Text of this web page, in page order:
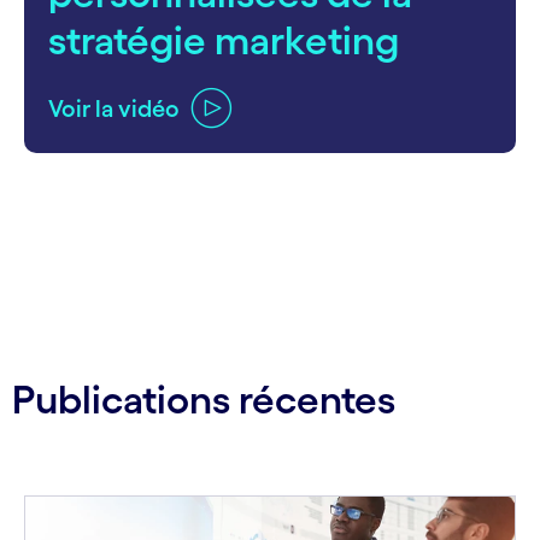
stratégie marketing
Voir la vidéo
Publications récentes